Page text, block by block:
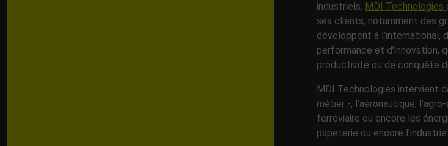
industriels, MDI Technologies
ses clients, notamment des
développent à l’international,
performance et d’innovation,
productivité ou de conquête
MDI Technologies intervient
métier -, l’aéronautique,
ferroviaire ou encore les
papeterie ou encore l’industrie